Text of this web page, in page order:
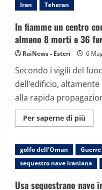
di
Iran
Teheran
In fiamme un centro
almeno 8 morti e 36
RaiNews - Esteri 6
Secondo i vigili del
dell’edificio,
alla rapida
Per saperne di più
un
golfo dell'Oman
sequestro nave iraniana
Usa sequestrano nave